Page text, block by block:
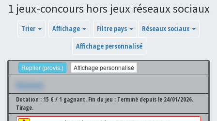
1 jeux-concours hors jeux réseaux sociaux
Trier Affichage Filtre pays
Réseaux sociaux
Affichage personnalisé
Replier (provis.) Affichage personnalisé
Xxxxxxx
Dotation : 15 € / 1 gagnant. Fin du jeu : Terminé depuis le 24/01/2026.
Tirage.